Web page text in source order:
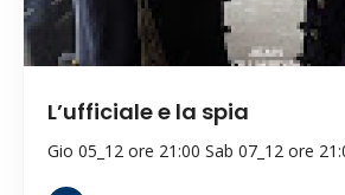
L’ufficiale e la spia
Gio 05_12 ore 21:00 Sab 07_12 ore